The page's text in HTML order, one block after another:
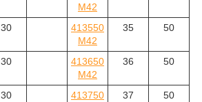
M42
30
413550
M42
35 50
30
413650
M42
36 50
30
413750
37 50